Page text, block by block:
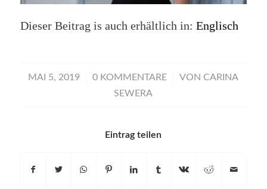
Dieser Beitrag is auch erhältlich in: Englisch
MAI 5, 2019
/ 0 KOMMENTARE
/ VON CARINA
SEWERA
Eintrag teilen